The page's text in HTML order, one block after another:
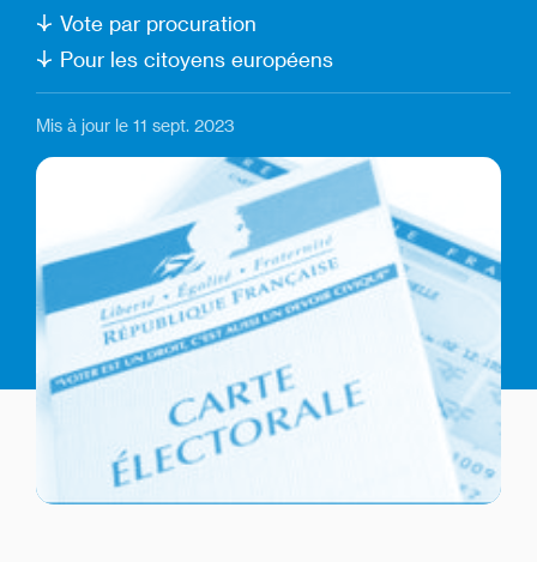
Vote par procuration
Pour les citoyens européens
Mis à jour le 11 sept. 2023